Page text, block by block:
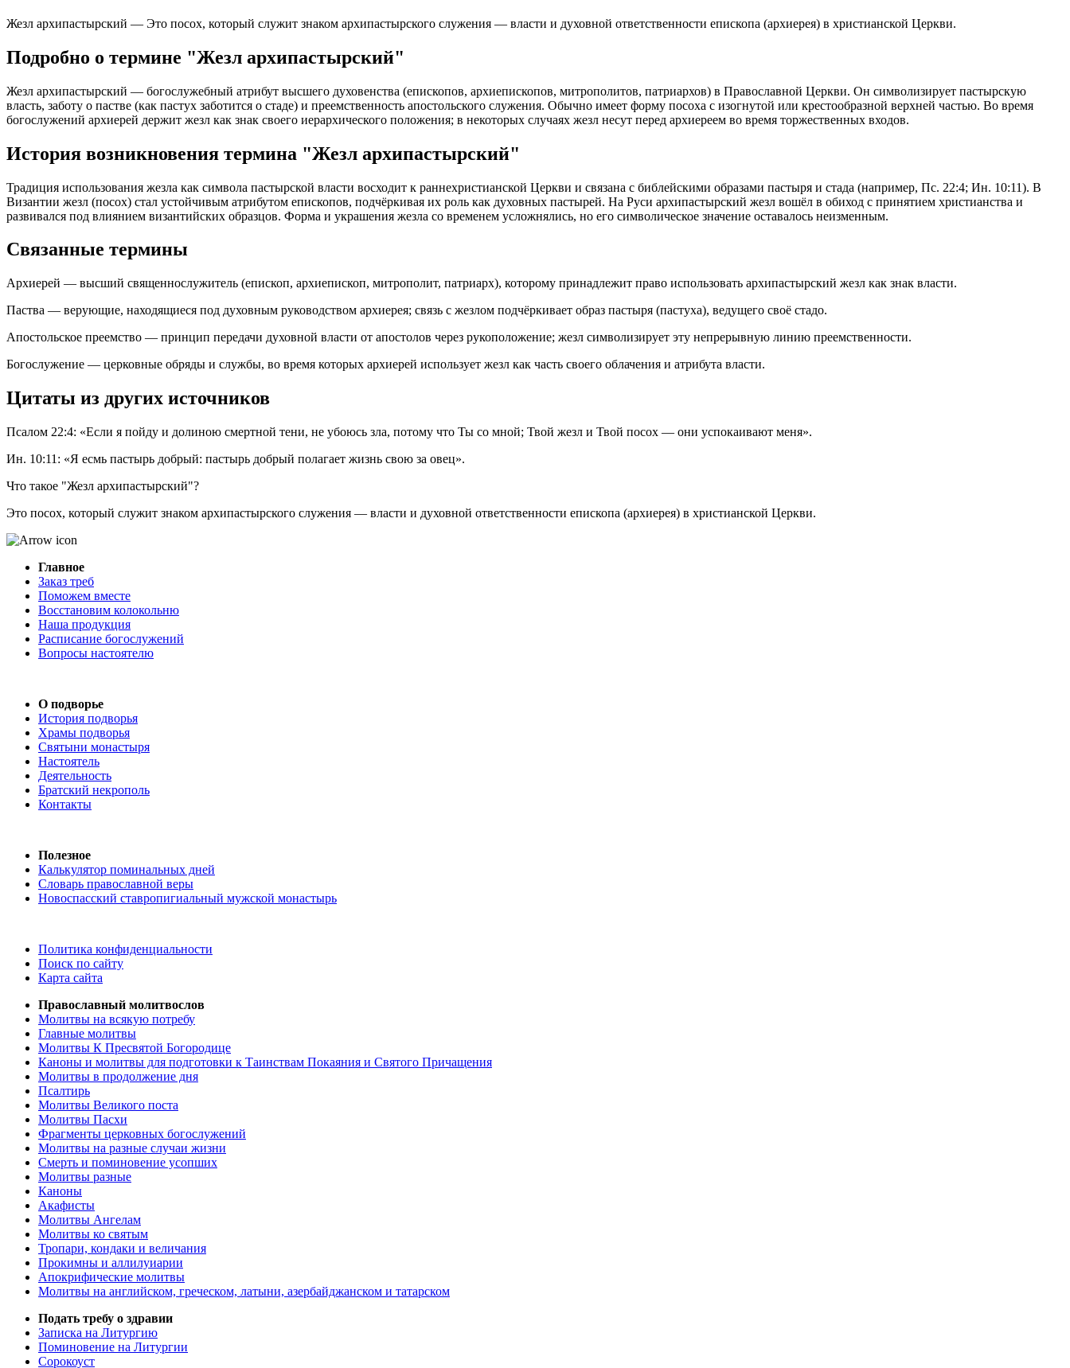
Жезл архипастырский — Это посох, который служит знаком архипастырского служения — власти и духовной ответственности епископа (архиерея) в христианской Церкви.
Подробно о термине "Жезл архипастырский"
Жезл архипастырский — богослужебный атрибут высшего духовенства (епископов, архиепископов, митрополитов, патриархов) в Православной Церкви. Он символизирует пастырскую
власть, заботу о пастве (как пастух заботится о стаде) и преемственность апостольского служения. Обычно имеет форму посоха с изогнутой или крестообразной верхней частью. Во время
богослужений архиерей держит жезл как знак своего иерархического положения; в некоторых случаях жезл несут перед архиереем во время торжественных входов.
История возникновения термина "Жезл архипастырский"
Традиция использования жезла как символа пастырской власти восходит к раннехристианской Церкви и связана с библейскими образами пастыря и стада (например, Пс. 22:4; Ин. 10:11). В
Византии жезл (посох) стал устойчивым атрибутом епископов, подчёркивая их роль как духовных пастырей. На Руси архипастырский жезл вошёл в обиход с принятием христианства и
развивался под влиянием византийских образцов. Форма и украшения жезла со временем усложнялись, но его символическое значение оставалось неизменным.
Связанные термины
Архиерей — высший священнослужитель (епископ, архиепископ, митрополит, патриарх), которому принадлежит право использовать архипастырский жезл как знак власти.
Паства — верующие, находящиеся под духовным руководством архиерея; связь с жезлом подчёркивает образ пастыря (пастуха), ведущего своё стадо.
Апостольское преемство — принцип передачи духовной власти от апостолов через рукоположение; жезл символизирует эту непрерывную линию преемственности.
Богослужение — церковные обряды и службы, во время которых архиерей использует жезл как часть своего облачения и атрибута власти.
Цитаты из других источников
Псалом 22:4: «Если я пойду и долиною смертной тени, не убоюсь зла, потому что Ты со мной; Твой жезл и Твой посох — они успокаивают меня».
Ин. 10:11: «Я есмь пастырь добрый: пастырь добрый полагает жизнь свою за овец».
Что такое "Жезл архипастырский"?
Это посох, который служит знаком архипастырского служения — власти и духовной ответственности епископа (архиерея) в христианской Церкви.
Главное
Заказ треб
Поможем вместе
Восстановим колокольню
Наша продукция
Расписание богослужений
Вопросы настоятелю
О подворье
История подворья
Храмы подворья
Святыни монастыря
Настоятель
Деятельность
Братский некрополь
Контакты
Полезное
Калькулятор поминальных дней
Словарь православной веры
Новоспасский ставропигиальный мужской монастырь
Политика конфиденциальности
Поиск по сайту
Карта сайта
Православный молитвослов
Молитвы на всякую потребу
Главные молитвы
Молитвы К Пресвятой Богородице
Каноны и молитвы для подготовки к Таинствам Покаяния и Святого Причащения
Молитвы в продолжение дня
Псалтирь
Молитвы Великого поста
Молитвы Пасхи
Фрагменты церковных богослужений
Молитвы на разные случаи жизни
Смерть и поминовение усопших
Молитвы разные
Каноны
Акафисты
Молитвы Ангелам
Молитвы ко святым
Тропари, кондаки и величания
Прокимны и аллилуиарии
Апокрифические молитвы
Молитвы на английском, греческом, латыни, азербайджанском и татарском
Подать требу о здравии
Записка на Литургию
Поминовение на Литургии
Сорокоуст